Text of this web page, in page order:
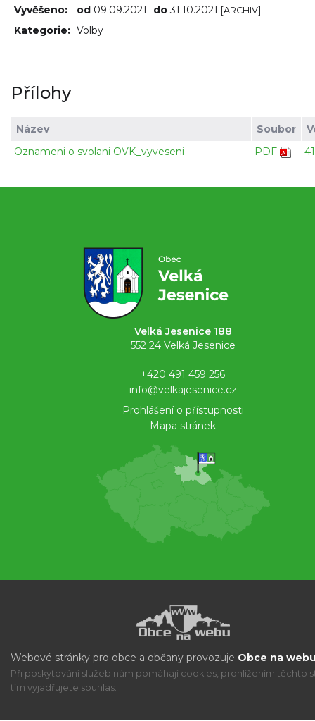
Vyvěšeno: od 09.09.2021 do31.10.2021 [ARCHIV]
Kategorie: Volby
Přílohy
Název Soubor
Oznameni o svolani OVK_vyveseni
PDF
Velká Jesenice 188
552 24 Velká Jesenice
+420 491 459 256
info@velkajesenice.cz
Prohlášení o přístupnosti
Mapa stránek
Webové stránky pro obce a občany provozuje Obce na
Při poskytování služeb nám pomáhají cookies, prohlížením těchto
tím vyjadřujete souhlas.